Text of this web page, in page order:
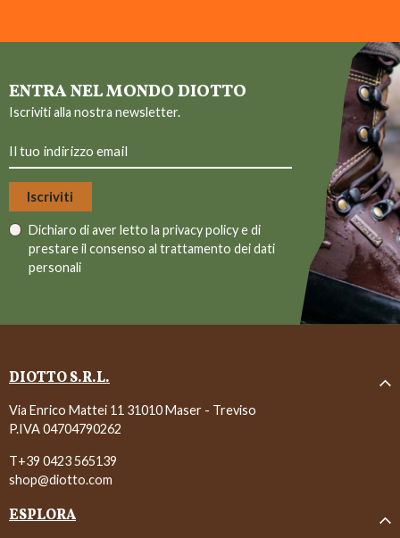
ENTRA NEL MONDO DIOTTO
Iscriviti alla nostra newsletter.
Dichiaro di aver letto la privacy policye di
prestare il consenso al trattamento dei dati
personali
DIOTTO S.R.L.
Via Enrico Mattei 11 31010 Maser - Treviso
P.IVA 04704790262
T+39 0423 565139
shop@diotto.com
ESPLORA